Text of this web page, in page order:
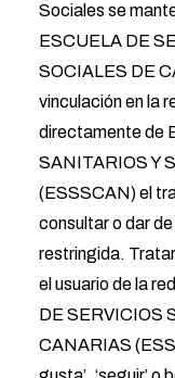
Sociales se
ESCUELA DE
SOCIALES DE
vinculación en la
directamente de
SANITARIOS Y
(ESSSCAN) el
consultar o dar
restringida.
el usuario de la
DE SERVICIOS
CANARIAS